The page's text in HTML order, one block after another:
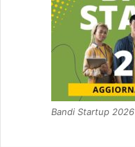
Bandi Startup 2026